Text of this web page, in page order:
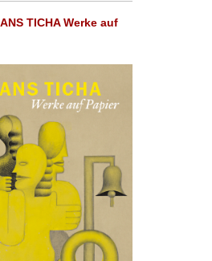
TICHA Werke auf